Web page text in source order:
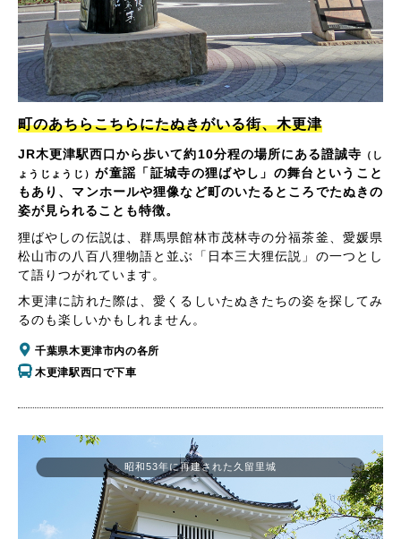
町のあちらこちらにたぬきがいる街、木更津
JR木更津駅西口から歩いて約10分程の場所にある證誠寺 （し
ょうじょうじ）が童謡「証城寺の狸ばやし」の舞台ということ
もあり、マンホールや狸像など町のいたるところでたぬきの
姿が見られることも特徴。
狸ばやしの伝説は、群馬県館林市茂林寺の分福茶釜、愛媛県
松山市の八百八狸物語と並ぶ「日本三大狸伝説」の一つとし
て語りつがれています。
木更津に訪れた際は、愛くるしいたぬきたちの姿を探してみ
るのも楽しいかもしれません。
千葉県木更津市内の各所
木更津駅西口で下車
昭和53年に再建された久留里城